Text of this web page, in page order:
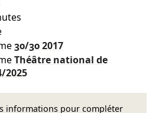
30/302017
Théâtre national de
2025
informations pour compléter